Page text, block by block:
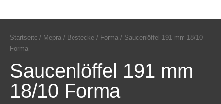
Startseite / Mepra / Bestecke / Forma / Saucenlöffel 191 mm 18/10
Forma
Saucenlöffel 191 mm
18/10 Forma